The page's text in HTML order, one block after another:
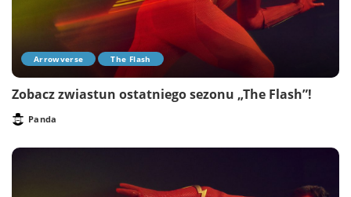
Arrowverse The Flash
Zobacz zwiastun ostatniego sezonu „The Flash”!
PostedPanda